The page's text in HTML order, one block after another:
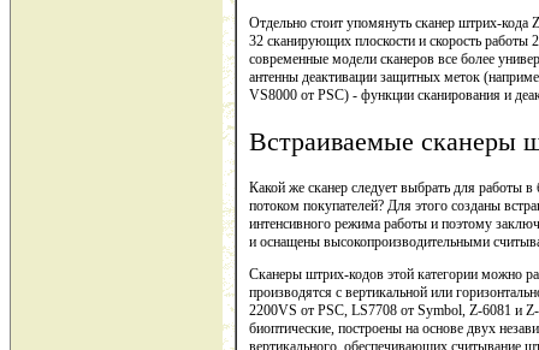
Отдельно стоит упомянуть сканер штрих-
32 сканирующих плоскости и скорость
современные модели сканеров все более
антенны деактивации защитных меток
VS8000 от PSC) - функции сканирования и
Встраиваемые сканеры
Какой же сканер следует выбрать для
потоком покупателей? Для этого созданы
интенсивного режима работы и поэтому
и оснащены высокопроизводительными
Сканеры штрих-кодов этой категории можно
производятся с вертикальной или
2200VS от PSC, LS7708 от Symbol, Z-6081 и
биоптические, построены на основе двух
вертикального, обеспечивающих считывание